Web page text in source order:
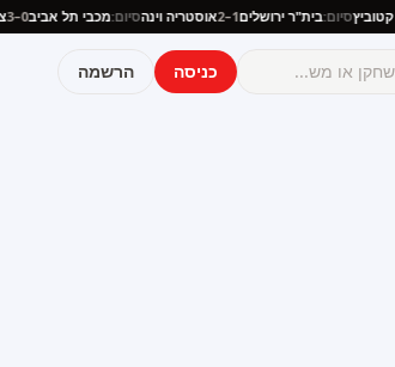
קטוביץסיום:בית"ר ירושלים1–2 אוסטריה וינהסיום:מכבי תל אביב0–3
כניסה הרשמה